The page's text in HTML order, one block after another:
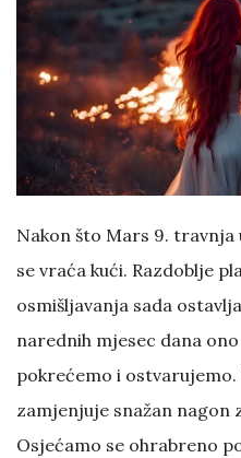
Nakon što Mars 9. travnja
se vraća kući. Razdoblje
osmišljavanja sada
narednih mjesec dana
pokrećemo i
zamjenjuje snažan nagon
Osjećamo se ohrabreno